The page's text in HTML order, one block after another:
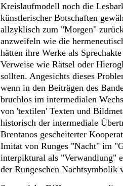
Kreislaufmodell noch die
künstlerischer Botschaften
allzyklisch zum "Morgen"
anzweifeln wie die
hätten ihre Werke als
Verweise wie Rätsel oder
sollten. Angesichts dieses
wenn in den Beiträgen des
bruchlos im intermedialen
von 'textilen' Texten und
historisch der intermediale
Brentanos gescheiterter
Imitat von Runges "Nacht" im
interpiktural als "Verwandlung"
der Rungeschen Nachtsymbolik